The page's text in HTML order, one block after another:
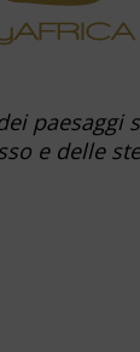
paesaggi
e delle